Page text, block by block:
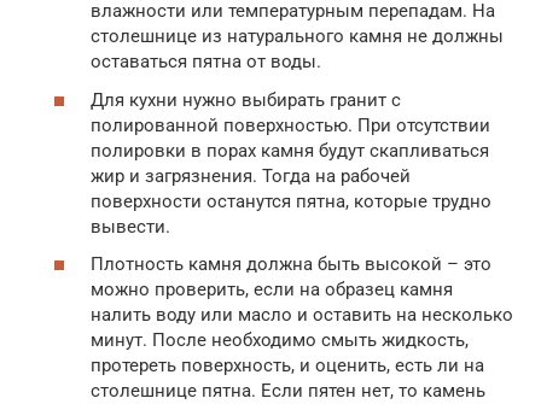
влажности или температурным перепадам. На
столешнице из натурального камня не должны
оставаться пятна от воды.
Для кухни нужно выбирать гранит с
полированной поверхностью. При отсутствии
полировки в порах камня будут скапливаться
жир и загрязнения. Тогда на рабочей
поверхности останутся пятна, которые трудно
вывести.
Плотность камня должна быть высокой – это
можно проверить, если на образец камня
налить воду или масло и оставить на несколько
минут. После необходимо смыть жидкость,
протереть поверхность, и оценить, есть ли на
столешнице пятна. Если пятен нет, то камень